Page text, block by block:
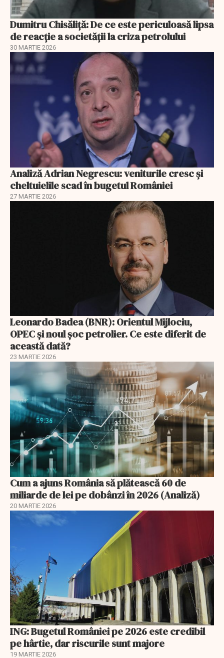
Dumitru Chisăliță: De ce este periculoasă lipsa
de reacție a societății la criza petrolului
30 MARTIE 2026
Analiză Adrian Negrescu: veniturile cresc și
cheltuielile scad în bugetul României
27 MARTIE 2026
Leonardo Badea (BNR): Orientul Mijlociu,
OPEC și noul șoc petrolier. Ce este diferit de
această dată?
23 MARTIE 2026
Cum a ajuns România să plătească 60 de
miliarde de lei pe dobânzi în 2026 (Analiză)
20 MARTIE 2026
ING: Bugetul României pe 2026 este credibil
pe hârtie, dar riscurile sunt majore
19 MARTIE 2026